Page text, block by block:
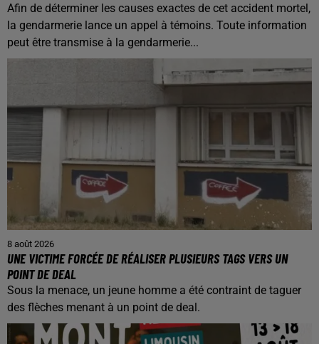
Afin de déterminer les causes exactes de cet accident mortel,
la gendarmerie lance un appel à témoins. Toute information
peut être transmise à la gendarmerie...
8 août 2026
UNE VICTIME FORCÉE DE RÉALISER PLUSIEURS TAGS VERS UN
POINT DE DEAL
Sous la menace, un jeune homme a été contraint de taguer
des flèches menant à un point de deal.